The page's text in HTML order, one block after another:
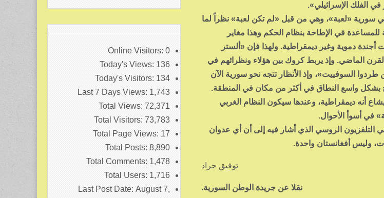
الفلك الإسرائيلي».
«لعبة»، وهي من قبل «لم تكن لعبة» نظراً لما
في الإطاحة بنظام الحكم وهذا مغاير
أجندة دموية وغير ديمقراطية. ولهذا فإن «ألستر
الماضي. وإذ يربط كروك بين هؤلاء ونظرائهم في
السوفييت»، وإذ الأنظار تتجه نحو سورية الآن
بشكل واسع النطاق في أكثر من مكان في المنطقة.
أنه ديمقراطية، وعندها سيكون النظام الغربي
في أسوأ الأحوال.
التلفزيون الروسي الذي أشار فيه إلى أن أي عدوان
وليس أفغانستان واحدة.
توفيق جراد
نقلا عن جريدة الوطن السورية.
Online Visitors: 0
Today's Views: 136
Today's Visitors: 134
Last 7 Days Views: 1,743
Total Views: 72,371
Total Visitors: 73,783
Total Page Views: 17
Total Posts: 8,890
Total Comments: 1,478
Total Users: 1,716
Last Post Date: August 7,